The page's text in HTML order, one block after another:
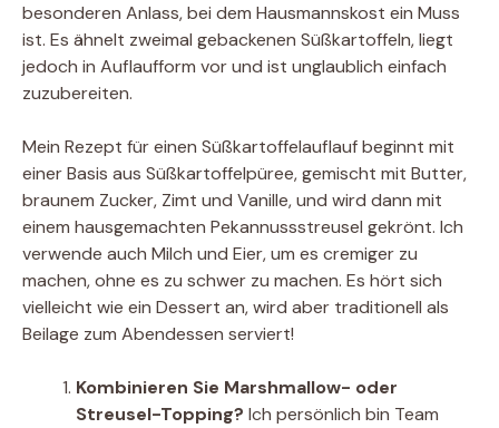
besonderen Anlass, bei dem Hausmannskost ein Muss
ist. Es ähnelt zweimal gebackenen Süßkartoffeln, liegt
jedoch in Auflaufform vor und ist unglaublich einfach
zuzubereiten.
Mein Rezept für einen Süßkartoffelauflauf beginnt mit
einer Basis aus Süßkartoffelpüree, gemischt mit Butter,
braunem Zucker, Zimt und Vanille, und wird dann mit
einem hausgemachten Pekannussstreusel gekrönt. Ich
verwende auch Milch und Eier, um es cremiger zu
machen, ohne es zu schwer zu machen. Es hört sich
vielleicht wie ein Dessert an, wird aber traditionell als
Beilage zum Abendessen serviert!
Kombinieren Sie Marshmallow- oder
Streusel-Topping? Ich persönlich bin Team